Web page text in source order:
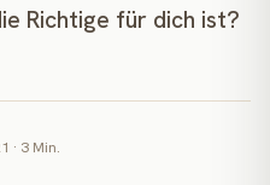
Richtige für dich ist?
· 3 Min.